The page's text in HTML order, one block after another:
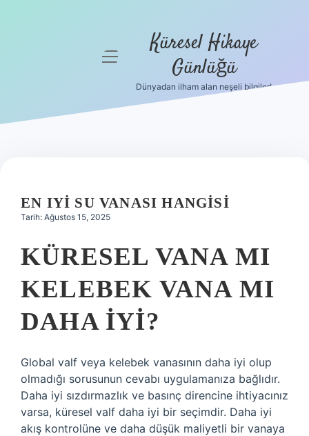
Hakkımızda
menüyü
Küresel Hikaye
Günlüğü
Dünyadan ilham alan neşeli bilgiler!
EN IYI SU VANASI HANGISI
Tarih: Ağustos 15, 2025
KÜRESEL VANA MI
KELEBEK VANA MI
DAHA IYI?
Global valf veya kelebek vanasının daha iyi olup
olmadığı sorusunun cevabı uygulamanıza bağlıdır.
Daha iyi sızdırmazlık ve basınç direncine ihtiyacınız
varsa, küresel valf daha iyi bir seçimdir. Daha iyi
akış kontrolüne ve daha düşük maliyetli bir vanaya